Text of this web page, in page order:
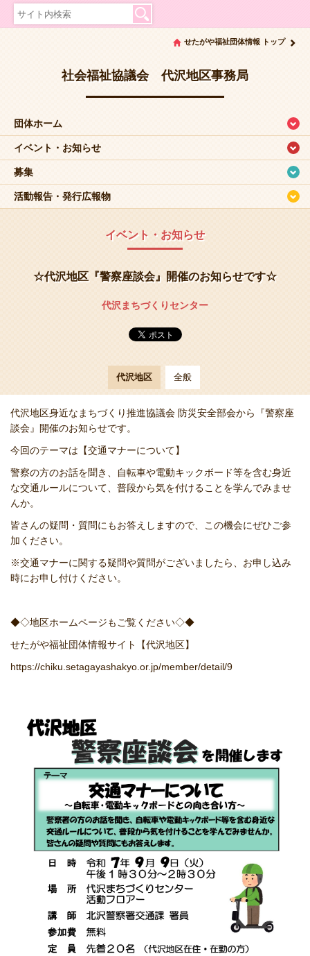
せたがや福祉団体情報 トップ
社会福祉協議会 代沢地区事務局
団体ホーム
イベント・お知らせ
募集
活動報告・発行広報物
イベント・お知らせ
☆代沢地区『警察座談会』開催のお知らせです☆
代沢まちづくりセンター
代沢地区 全般
代沢地区身近なまちづくり推進協議会 防災安全部会から『警察座
談会』開催のお知らせです。
今回のテーマは【交通マナーについて】
警察の方のお話を聞き、自転車や電動キックボード等を含む身近
な交通ルールについて、普段から気を付けることを学んでみませ
んか。
皆さんの疑問・質問にもお答えしますので、この機会にぜひご参
加ください。
※交通マナーに関する疑問や質問がございましたら、お申し込み
時にお申し付けください。
◆◇地区ホームページもご覧ください◇◆
せたがや福祉団体情報サイト【代沢地区】
https://chiku.setagayashakyo.or.jp/member/detail/9